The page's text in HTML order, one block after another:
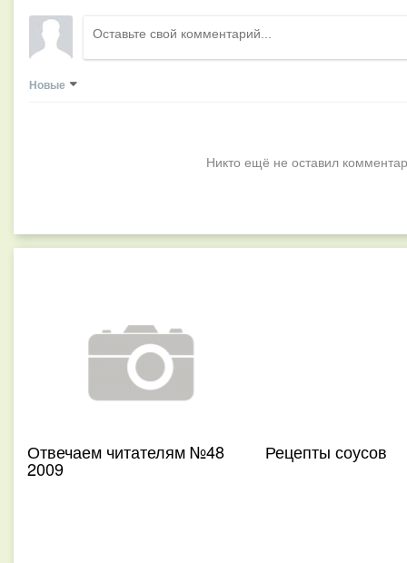
Новые
Никто ещё не оставил
Отвечаем читателям №48
2009
Рецепты соусов